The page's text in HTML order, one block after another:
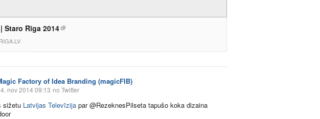
Staro Rīga 2014
Factory of Idea Branding (magicFIB)
nov 2014 09:13 no Twitter
sižetu Latvijas Televīzija par @RezeknesPilseta tapušo koka dizaina